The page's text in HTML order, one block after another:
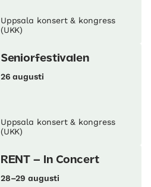
Uppsala konsert & kongress
(UKK)
Seniorfestivalen
26 augusti
Uppsala konsert & kongress
(UKK)
RENT – In Concert
28–29 augusti